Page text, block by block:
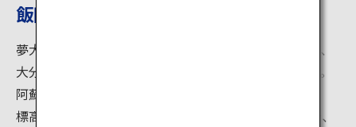
飯田高原
夢大吊橋、龍門の滝、飯田高原、たくさんの温泉など、
大分県九重町には観光スポットが多く点在しています。
阿蘇くじゅう国立公園内に位置する飯田高原です。
標高800mから1,200mにかけてゆるやかな丘陵が続き、